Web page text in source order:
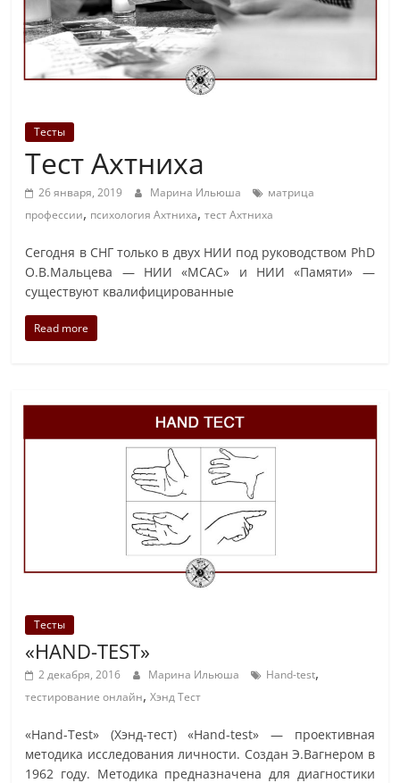
Тесты
Тест Ахтниха
26 января, 2019 Марина Ильюша
матрица
профессии, психология Ахтниха,тест Ахтниха
Сегодня в СНГ только в двух НИИ под руководством PhD
О.В.Мальцева — НИИ «МСАС» и НИИ «Памяти» —
существуют квалифицированные
Read more
Тесты
«HAND-TEST»
2 декабря, 2016 Марина Ильюша Hand-test,
тестирование онлайн,Хэнд Тест
«Hand-Test» (Хэнд-тест) «Hand-test» — проективная
методика исследования личности. Создан Э.Вагнером в
1962 году. Методика предназначена для диагностики